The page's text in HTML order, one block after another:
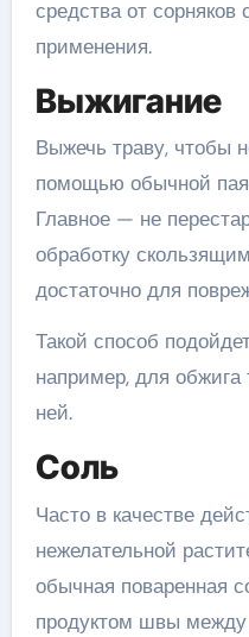
средства от
применения.
Выжигание
Выжечь траву, чтобы
помощью обычной
Главное — не
обработку
достаточно для
Такой способ
например, для
ней.
Соль
Часто в качестве
нежелательной
обычная поваренная
продуктом швы